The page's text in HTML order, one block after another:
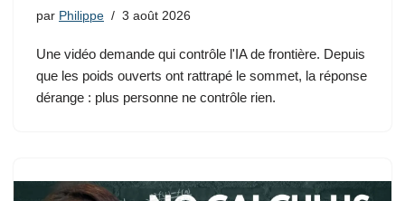
par Philippe 3 août 2026
Une vidéo demande qui contrôle l'IA de frontière. Depuis
que les poids ouverts ont rattrapé le sommet, la réponse
dérange : plus personne ne contrôle rien.